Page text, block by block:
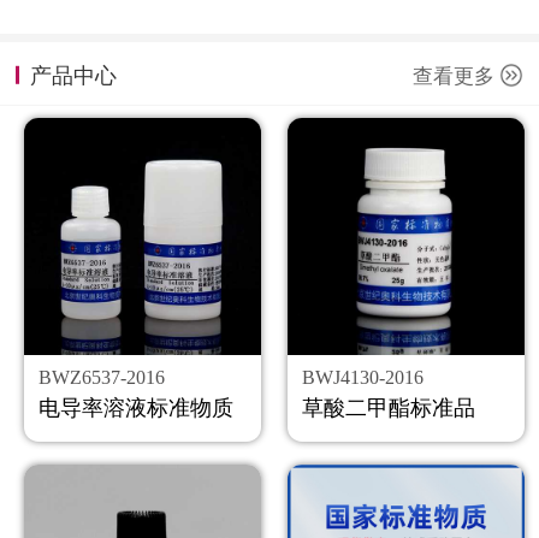
产品中心 查看更多
BWZ6537-2016
电导率溶液标准物质
BWJ4130-2016
草酸二甲酯标准品
新闻资讯
公司主页
购物车
会员中心
联系我们
返回主页